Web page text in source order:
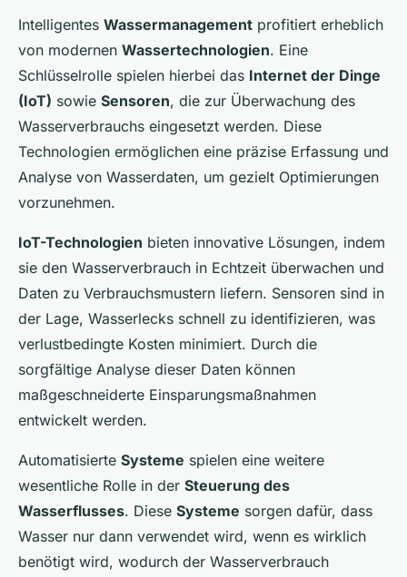
Intelligentes Wassermanagement profitiert erheblich
von modernen Wassertechnologien. Eine
Schlüsselrolle spielen hierbei das Internet der Dinge
(IoT) sowie Sensoren, die zur Überwachung des
Wasserverbrauchs eingesetzt werden. Diese
Technologien ermöglichen eine präzise Erfassung und
Analyse von Wasserdaten, um gezielt Optimierungen
vorzunehmen.
IoT-Technologien bieten innovative Lösungen, indem
sie den Wasserverbrauch in Echtzeit überwachen und
Daten zu Verbrauchsmustern liefern. Sensoren sind in
der Lage, Wasserlecks schnell zu identifizieren, was
verlustbedingte Kosten minimiert. Durch die
sorgfältige Analyse dieser Daten können
maßgeschneiderte Einsparungsmaßnahmen
entwickelt werden.
Automatisierte Systeme spielen eine weitere
wesentliche Rolle in der Steuerung des
Wasserflusses. Diese Systeme sorgen dafür, dass
Wasser nur dann verwendet wird, wenn es wirklich
benötigt wird, wodurch der Wasserverbrauch